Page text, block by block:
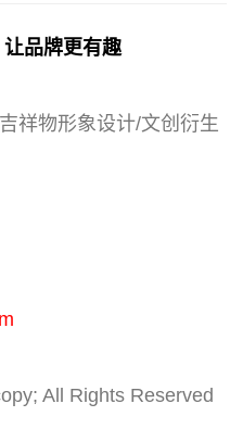
品牌更有趣
祥物形象设计/文创衍生
All Rights Reserved